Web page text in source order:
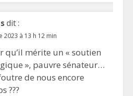
dit :
2023 à 13 h 12 min
qu’il mérite un « soutien
», pauvre sénateur…
de nous encore
???